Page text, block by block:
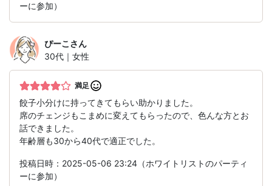
ーに参加）
ぴーこ さん
30代｜女性
満足
餃子小分けに持ってきてもらい助かりました。
席のチェンジもこまめに変えてもらったので、色んな方とお
話できました。
年齢層も30から40代で適正でした。
投稿日時：2025-05-06 23:24（ホワイトリストのパーティ
ーに参加）